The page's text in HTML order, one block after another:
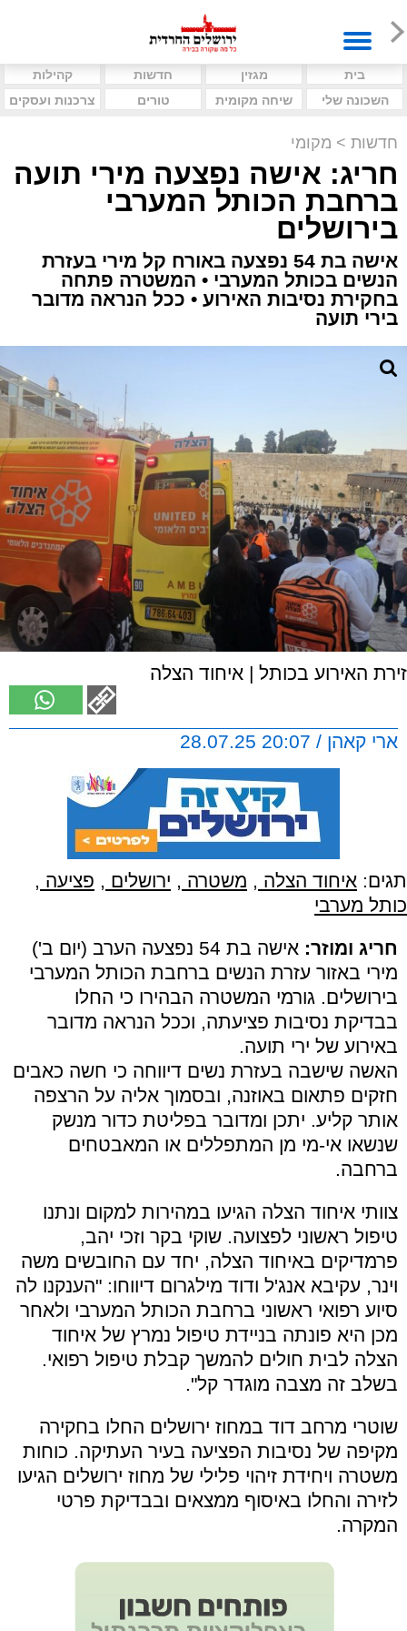
בית מגזין חדשות
קהילות
השכונה שלי
שיחה מקומית טורים צרכנות ועסקים
חדשות > מקומי
חריג: אישה נפצעה מירי תועה
ברחבת הכותל המערבי
בירושלים
אישה בת 54 נפצעה באורח קל מירי בעזרת
הנשים בכותל המערבי • המשטרה פתחה
בחקירת נסיבות האירוע • ככל הנראה מדובר
בירי תועה
זירת האירוע בכותל | איחוד הצלה
ארי קאהן / 20:07 28.07.25
תגים: איחוד הצלה , משטרה , ירושלים , פציעה ,
כותל מערבי
חריג ומוזר:
אישה בת 54 נפצעה הערב (יום ב')
מירי באזור עזרת הנשים ברחבת הכותל המערבי
בירושלים. גורמי המשטרה הבהירו כי החלו
בבדיקת נסיבות פציעתה, וככל הנראה מדובר
באירוע של ירי תועה.
האשה שישבה בעזרת נשים דיווחה כי חשה כאבים
חזקים פתאום באוזנה, ובסמוך אליה על הרצפה
אותר קליע. יתכן ומדובר בפליטת כדור מנשק
שנשאו אי-מי מן המתפללים או המאבטחים
ברחבה.
צוותי איחוד הצלה הגיעו במהירות למקום ונתנו
טיפול ראשוני לפצועה. שוקי בקר וזכי יהב,
פרמדיקים באיחוד הצלה, יחד עם החובשים משה
וינר, עקיבא אנג'ל ודוד מילגרום דיווחו: "הענקנו לה
סיוע רפואי ראשוני ברחבת הכותל המערבי ולאחר
מכן היא פונתה בניידת טיפול נמרץ של איחוד
הצלה לבית חולים להמשך קבלת טיפול רפואי.
בשלב זה מצבה מוגדר קל".
שוטרי מרחב דוד במחוז ירושלים החלו בחקירה
מקיפה של נסיבות הפציעה בעיר העתיקה. כוחות
משטרה ויחידת זיהוי פלילי של מחוז ירושלים הגיעו
לזירה והחלו באיסוף ממצאים ובבדיקת פרטי
המקרה.